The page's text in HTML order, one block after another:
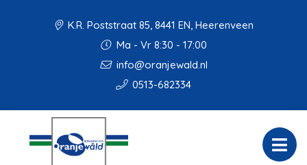
K.R. Poststraat 85, 8441 EN, Heerenveen
Ma - Vr 8:30 - 17:00
info@oranjewald.nl
0513-682334